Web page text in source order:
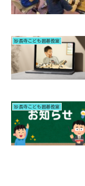
妙長寺こども囲碁教室
妙長寺こども囲碁教室